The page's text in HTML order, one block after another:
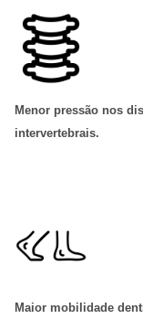
Menor pressão nos
intervertebrais.
Maior mobilidade